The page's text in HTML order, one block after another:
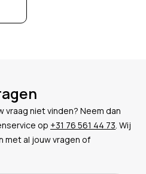
vraag niet vinden? Neem dan
op +31 76 561 44 73. Wij
met al jouw vragen of